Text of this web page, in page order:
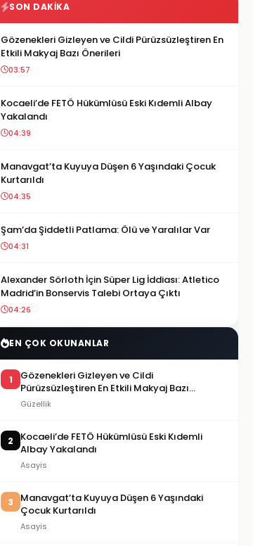
SON DAKIKA
Gözenekleri Gizleyen ve Cildi Pürüzsüzleştiren En
Etkili Makyaj Bazı Önerileri
03:57
Kocaeli’de FETÖ Hükümlüsü Eski Kıdemli Albay
Yakalandı
04:39
Manavgat’ta Kuyuya Düşen 6 Yaşındaki Çocuk
Kurtarıldı
04:35
Şam’da Şiddetli Patlama: Ölü ve Yaralılar Var
04:31
Alexander Sörloth İçin Süper Lig İddiası: Atletico
Madrid’in Bonservis Talebi Ortaya Çıktı
04:26
EN ÇOK OKUNANLAR
1
Gözenekleri Gizleyen ve Cildi
Pürüzsüzleştiren En Etkili Makyaj Bazı
Önerileri
Güzellik
2
Kocaeli’de FETÖ Hükümlüsü Eski Kıdemli
Albay Yakalandı
Asayis
3
Manavgat’ta Kuyuya Düşen 6 Yaşındaki
Çocuk Kurtarıldı
Asayis